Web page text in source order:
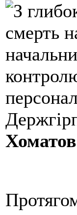
З
смерть